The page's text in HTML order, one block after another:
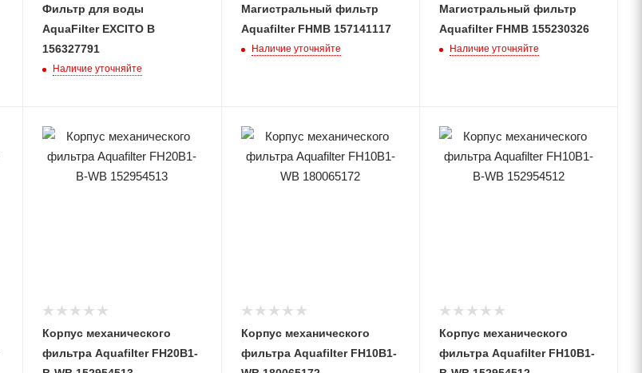
Фильтр для воды
AquaFilter EXCITO B
156327791
Наличие уточняйте
Магистральный фильтр
Aquafilter FHMB 157141117
Наличие уточняйте
Магистральный фильтр
Aquafilter FHMB 155230326
Наличие уточняйте
Корпус механического
фильтра Aquafilter FH20B1-
Корпус механического
фильтра Aquafilter FH10B1-
Корпус механического
фильтра Aquafilter FH10B1-